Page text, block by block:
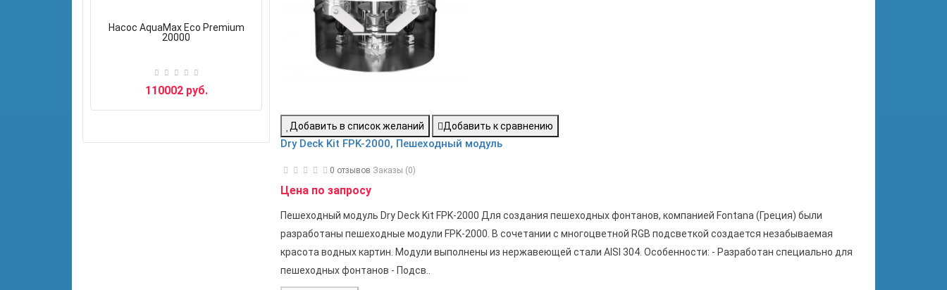
Насос AquaMax Eco Premium
20000
110002 руб.
Добавить в список желаний Добавить к сравнению
Dry Deck Kit FPK-2000, Пешеходный модуль
0 отзывов Заказы (0)
Цена по запросу
Пешеходный модуль Dry Deck Kit FPK-2000 Для создания пешеходных фонтанов, компанией Fontana (Греция) были
разработаны пешеходные модули FPK-2000. В сочетании с многоцветной RGB подсветкой создается незабываемая
красота водных картин. Модули выполнены из нержавеющей стали AISI 304. Особенности: - Разработан специально для
пешеходных фонтанов - Подсв..